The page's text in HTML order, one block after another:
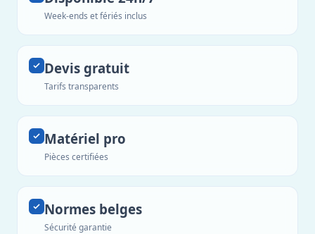
Week-ends et fériés inclus
Devis gratuit
Tarifs transparents
Matériel pro
Pièces certifiées
Normes belges
Sécurité garantie